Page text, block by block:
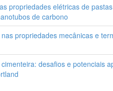
propriedades elétricas de
de carbono
propriedades mecânicas e
desafios e potenciais